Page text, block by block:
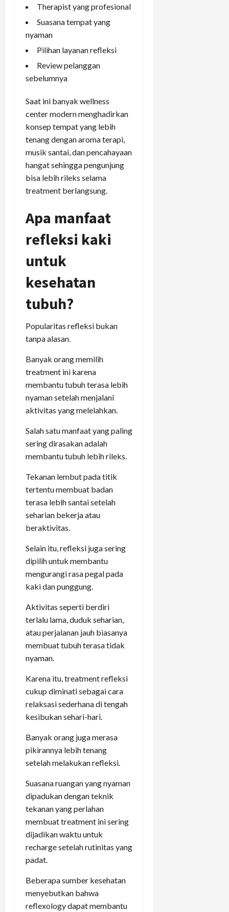
Therapist yang profesional
Suasana tempat yang
nyaman
Pilihan layanan refleksi
Review pelanggan
sebelumnya
Saat ini banyak wellness
center modern menghadirkan
konsep tempat yang lebih
tenang dengan aroma terapi,
musik santai, dan pencahayaan
hangat sehingga pengunjung
bisa lebih rileks selama
treatment berlangsung.
Apa manfaat
refleksi kaki
untuk
kesehatan
tubuh?
Popularitas refleksi bukan
tanpa alasan.
Banyak orang memilih
treatment ini karena
membantu tubuh terasa lebih
nyaman setelah menjalani
aktivitas yang melelahkan.
Salah satu manfaat yang paling
sering dirasakan adalah
membantu tubuh lebih rileks.
Tekanan lembut pada titik
tertentu membuat badan
terasa lebih santai setelah
seharian bekerja atau
beraktivitas.
Selain itu, refleksi juga sering
dipilih untuk membantu
mengurangi rasa pegal pada
kaki dan punggung.
Aktivitas seperti berdiri
terlalu lama, duduk seharian,
atau perjalanan jauh biasanya
membuat tubuh terasa tidak
nyaman.
Karena itu, treatment refleksi
cukup diminati sebagai cara
relaksasi sederhana di tengah
kesibukan sehari-hari.
Banyak orang juga merasa
pikirannya lebih tenang
setelah melakukan refleksi.
Suasana ruangan yang nyaman
dipadukan dengan teknik
tekanan yang perlahan
membuat treatment ini sering
dijadikan waktu untuk
recharge setelah rutinitas yang
padat.
Beberapa sumber kesehatan
menyebutkan bahwa
reflexology dapat membantu